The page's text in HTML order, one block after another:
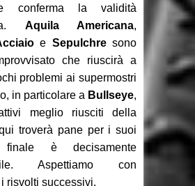
conferma la validità
Aquila Americana,
e Sepulchre sono
che riuscirà a
problemi ai supermostri
in particolare a Bullseye,
meglio riusciti della
troverà pane per i suoi
è decisamente
Aspettiamo con
risvolti successivi.